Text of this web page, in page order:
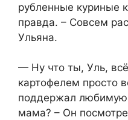
рубленные куриные
правда. – Совсем
Ульяна.
— Ну что ты, Уль,
картофелем просто
поддержал любимую
мама? – Он